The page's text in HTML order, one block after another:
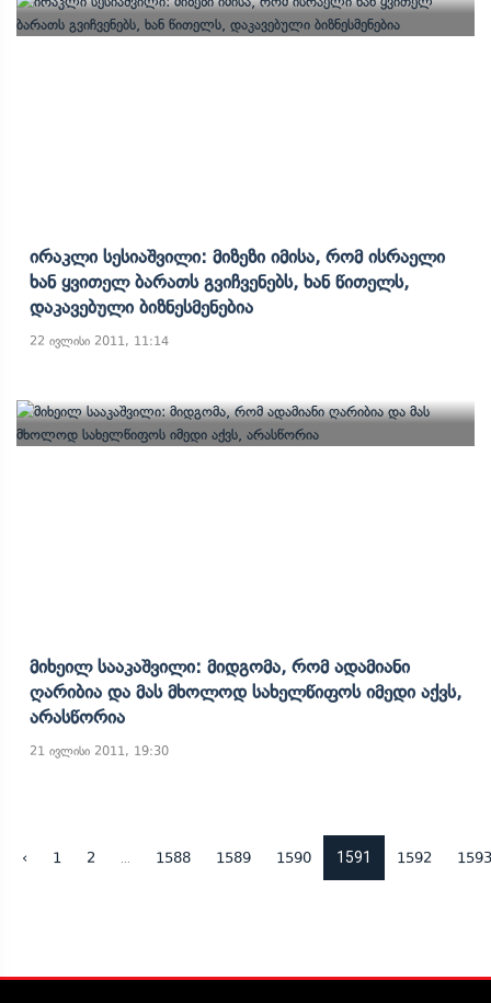
Ირაკლი Სესიაშვილი: Მიზეზი Იმისა, Რომ Ისრაელი
Ხან Ყვითელ Ბარათს Გვიჩვენებს, Ხან Წითელს,
Დაკავებული Ბიზნესმენებია
22 ივლისი 2011, 11:14
Მიხეილ Სააკაშვილი: Მიდგომა, Რომ Ადამიანი
Ღარიბია Და Მას Მხოლოდ Სახელწიფოს Იმედი Აქვს,
Არასწორია
21 ივლისი 2011, 19:30
‹ 1 2 1588 1589 1590 1591 1592 1593